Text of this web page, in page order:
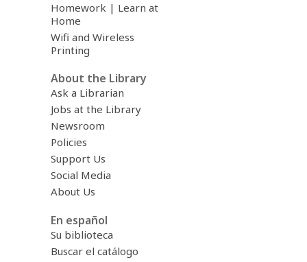
Homework | Learn at
Home
Wifi and Wireless
Printing
About the Library
Ask a Librarian
Jobs at the Library
Newsroom
Policies
Support Us
Social Media
About Us
En español
Su biblioteca
Buscar el catálogo